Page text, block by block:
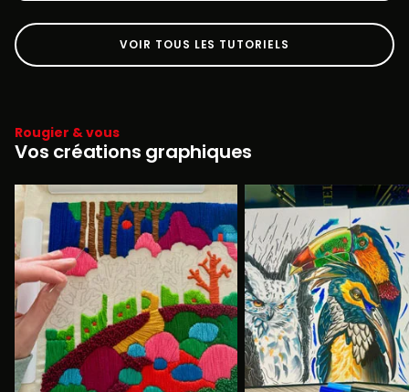
VOIR TOUS LES TUTORIELS
Rougier & vous
Vos créations graphiques